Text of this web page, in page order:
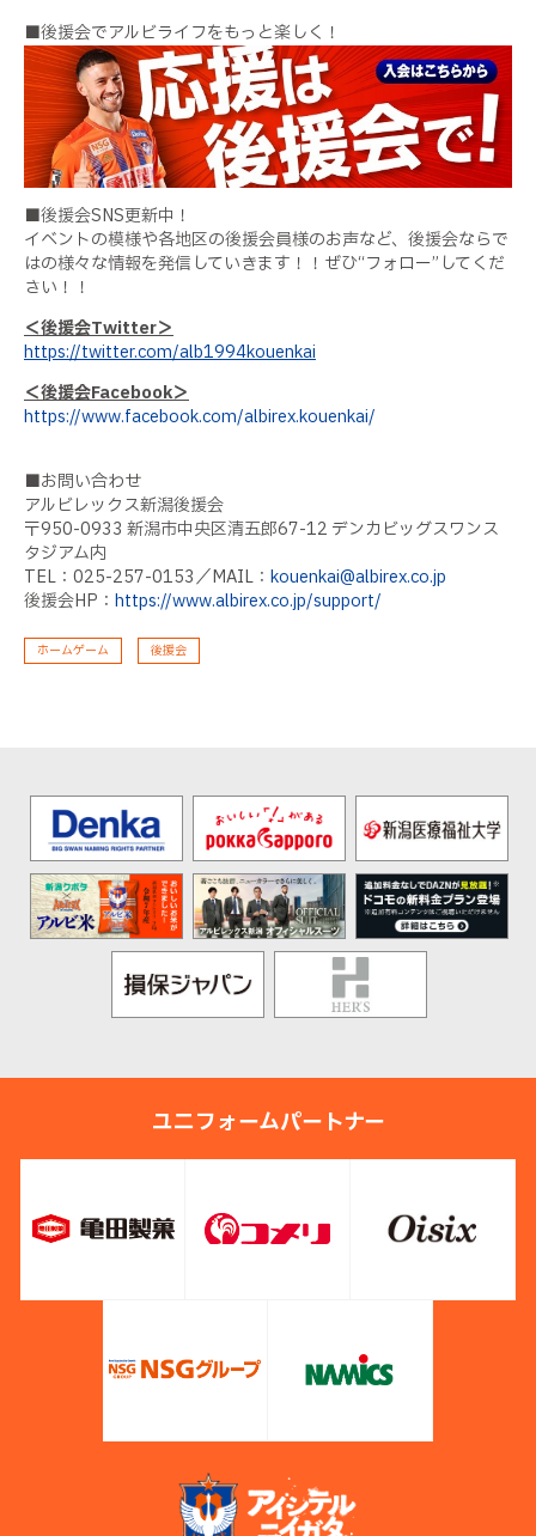
■後援会でアルビライフをもっと楽しく！
■後援会SNS更新中！
イベントの模様や各地区の後援会員様のお声など、後援会ならで
はの様々な情報を発信していきます！！ぜひ“フォロー”してくだ
さい！！
＜後援会Twitter＞
https://twitter.com/alb1994kouenkai
＜後援会Facebook＞
https://www.facebook.com/albirex.kouenkai/
■お問い合わせ
アルビレックス新潟後援会
〒950-0933 新潟市中央区清五郎67-12 デンカビッグスワンス
タジアム内
TEL ： 025-257-0153／MAIL ： kouenkai@albirex.co.jp
後援会HP ： https://www.albirex.co.jp/support/
ホームゲーム 後援会
ユニフォームパートナー